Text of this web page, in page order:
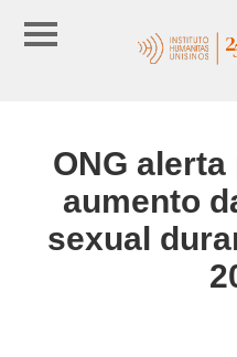
ONG
aumento
sexual